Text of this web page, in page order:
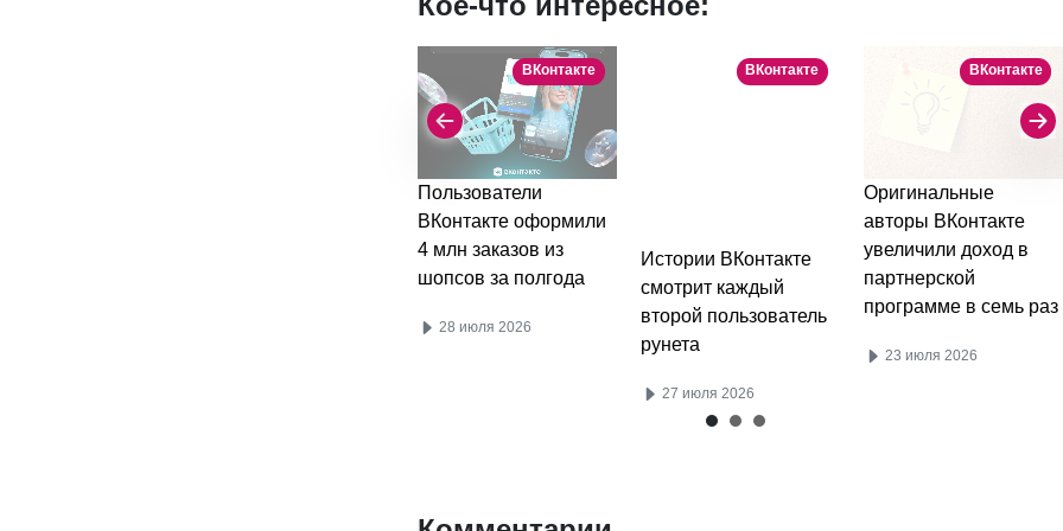
ВКонтакте
Пользователи
ВКонтакте оформили
4 млн заказов из
шопсов за полгода
28 июля 2026
ВКонтакте
Истории ВКонтакте
смотрит каждый
второй пользователь
рунета
27 июля 2026
ВКонтакте
Оригинальные
авторы ВКонтакте
увеличили доход в
партнерской
программе в семь раз
23 июля 2026